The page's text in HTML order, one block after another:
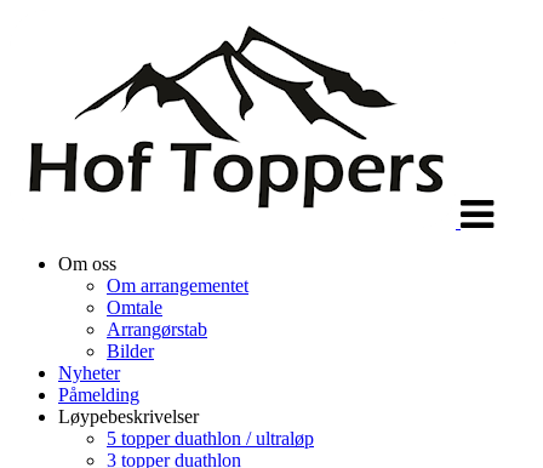
Om oss
Om arrangementet
Omtale
Arrangørstab
Bilder
Nyheter
Påmelding
Løypebeskrivelser
5 topper duathlon / ultraløp
3 topper duathlon